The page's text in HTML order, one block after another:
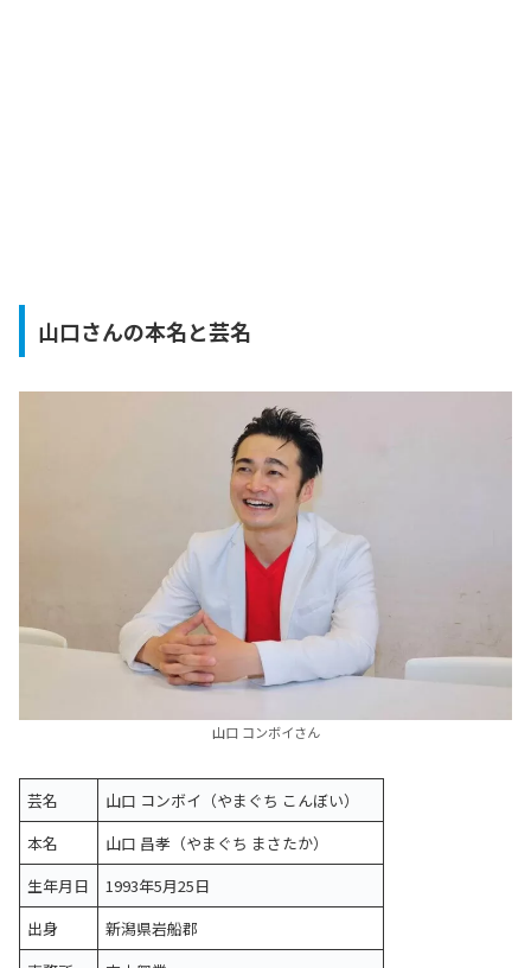
山口さんの本名と芸名
山口 コンボイさん
芸名
山口 コンボイ（やまぐち こんぼい）
本名
山口 昌孝（やまぐち まさたか）
生年月日
1993年5月25日
出身
新潟県岩船郡